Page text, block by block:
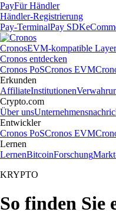
PayFür Händler
Händler-Registrierung
Pay-TerminalPay SDK
CronosEVM-kompatible
Cronos entdecken
Cronos PoSCronos EVM
Erkunden
AffiliateInstitutionen
Crypto.com
Über uns
Entwickler
Cronos PoSCronos EVM
Lernen
LernenBitcoinForschung
KRYPTO
So finden Sie